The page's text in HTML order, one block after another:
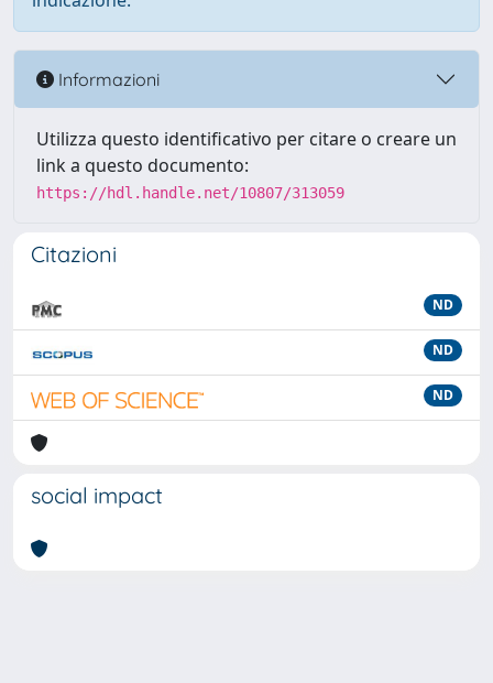
Informazioni
Utilizza questo identificativo per citare o creare un
link a questo documento:
https://hdl.handle.net/10807/313059
Citazioni
ND
ND
ND
social impact